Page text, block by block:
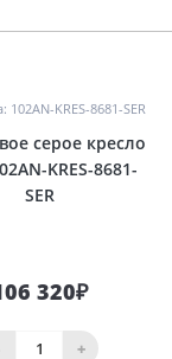
102AN-KRES-8681-SER
серое кресло
KRES-8681-
SER
320₽
+